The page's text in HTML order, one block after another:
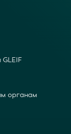
органам